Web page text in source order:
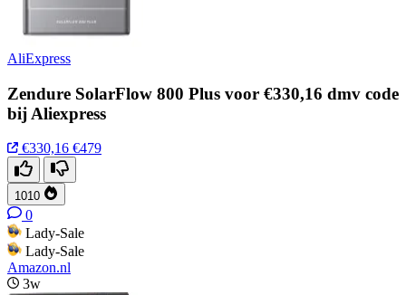
AliExpress
Zendure SolarFlow 800 Plus voor €330,16 dmv code
bij Aliexpress
€330,16 €479
1010
0
Lady-Sale
Lady-Sale
Amazon.nl
3w